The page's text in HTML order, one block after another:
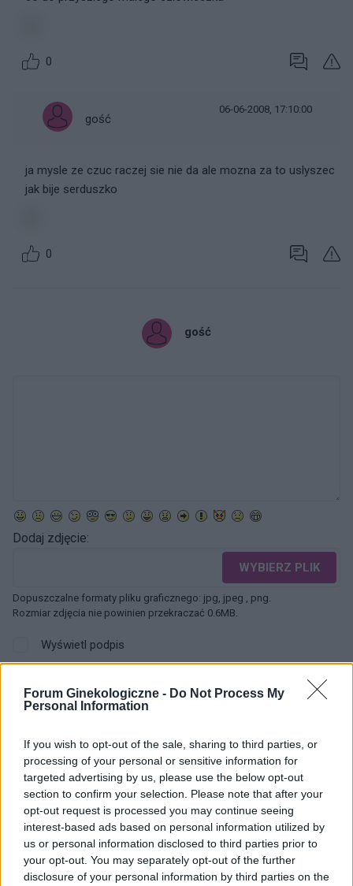
Forum Ginekologiczne - Do Not Process My
Personal Information
If you wish to opt-out of the sale, sharing to third parties, or
processing of your personal or sensitive information for
targeted advertising by us, please use the below opt-out
section to confirm your selection. Please note that after your
opt-out request is processed you may continue seeing
interest-based ads based on personal information utilized by
us or personal information disclosed to third parties prior to
your opt-out. You may separately opt-out of the further
disclosure of your personal information by third parties on the
0
gość
06-06-2008, 17:10:00
ja mysle ze czuc raczej sie nie da ale mozna za to uslyszec
jak bije serduszko
0
gość
Dodaj zdjęcie:
WYBIERZ PLIK
Dopuszczalne formaty pliku graficznego: jpg, jpeg , png.
Rozmiar zdjęcia nie powinien przekraczać 0.6MB.
Wyświetl podpis
ZOBACZ INNE DYSKUSJE
gość